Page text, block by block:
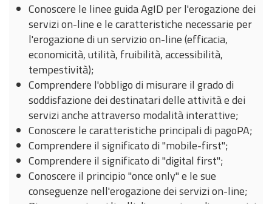
Conoscere le linee guida AgID per l'erogazione dei
servizi on-line e le caratteristiche necessarie per
l'erogazione di un servizio on-line (efficacia,
economicità, utilità, fruibilità, accessibilità,
tempestività);
Comprendere l'obbligo di misurare il grado di
soddisfazione dei destinatari delle attività e dei
servizi anche attraverso modalità interattive;
Conoscere le caratteristiche principali di pagoPA;
Comprendere il significato di "mobile-first";
Comprendere il significato di "digital first";
Conoscere il principio "once only" e le sue
conseguenze nell'erogazione dei servizi on-line;